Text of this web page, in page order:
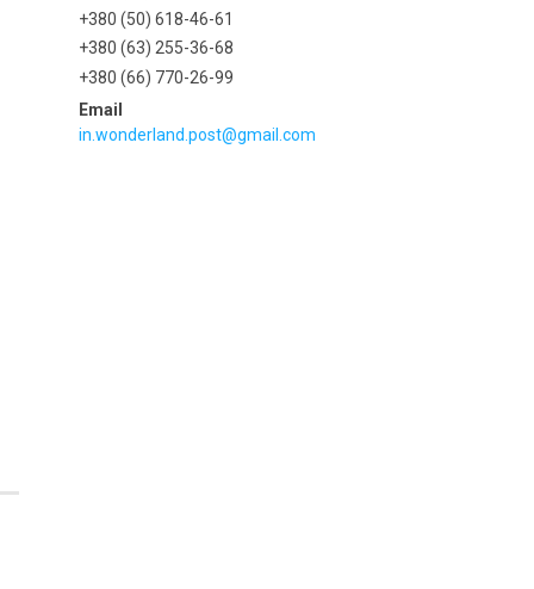
+380 (50) 618-46-61
+380 (63) 255-36-68
+380 (66) 770-26-99
in.wonderland.post@gmail.com